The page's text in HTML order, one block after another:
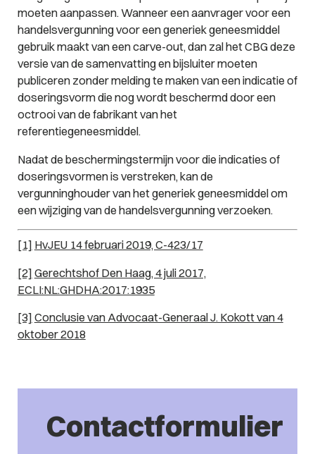
moeten aanpassen. Wanneer een aanvrager voor een
handelsvergunning voor een generiek geneesmiddel
gebruik maakt van een carve-out, dan zal het CBG deze
versie van de samenvatting en bijsluiter moeten
publiceren zonder melding te maken van een indicatie of
doseringsvorm die nog wordt beschermd door een
octrooi van de fabrikant van het
referentiegeneesmiddel.
Nadat de beschermingstermijn voor die indicaties of
doseringsvormen is verstreken, kan de
vergunninghouder van het generiek geneesmiddel om
een wijziging van de handelsvergunning verzoeken.
[1] HvJEU 14 februari 2019, C-423/17
[2] Gerechtshof Den Haag, 4 juli 2017,
ECLI:NL:GHDHA:2017:1935
[3] Conclusie van Advocaat-Generaal J. Kokott van 4
oktober 2018
Contactformulier